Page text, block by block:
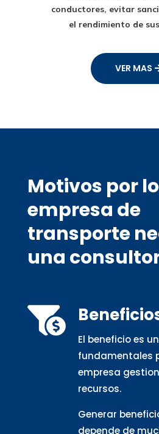
conductores, evitar
el rendimiento de
VER MAS
Motivos por
empresa de
transporte
una

El beneficio es
fundamentales
empresa
recursos.
Generar
depende de